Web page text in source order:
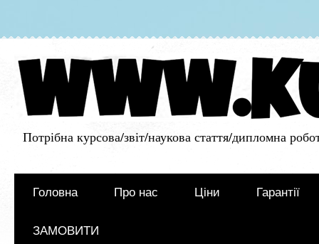
Потрібна курсова/звіт/наукова стаття/дипломна
Головна Про нас Ціни Гарантії
ЗАМОВИТИ